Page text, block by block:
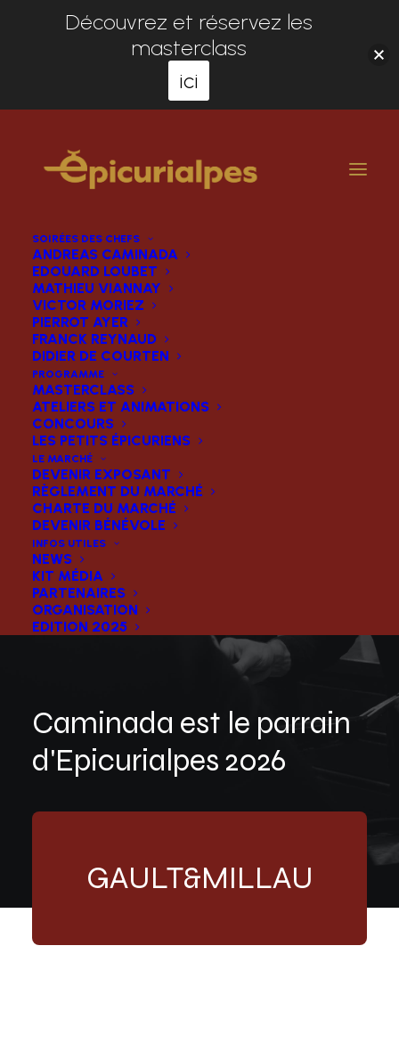
SOIRÉES DES CHEFS
ANDREAS CAMINADA
EDOUARD LOUBET
MATHIEU VIANNAY
VICTOR MORIEZ
PIERROT AYER
FRANCK REYNAUD
DIDIER DE COURTEN
PROGRAMME
MASTERCLASS
ATELIERS ET ANIMATIONS
CONCOURS
LES PETITS ÉPICURIENS
LE MARCHÉ
DEVENIR EXPOSANT
RÈGLEMENT DU MARCHÉ
CHARTE DU MARCHÉ
DEVENIR BÉNÉVOLE
INFOS UTILES
NEWS
KIT MÉDIA
PARTENAIRES
ORGANISATION
EDITION 2025
Caminada est le parrain
d'Epicurialpes 2026
GAULT&MILLAU
Découvrez et réservez les
masterclass
ici